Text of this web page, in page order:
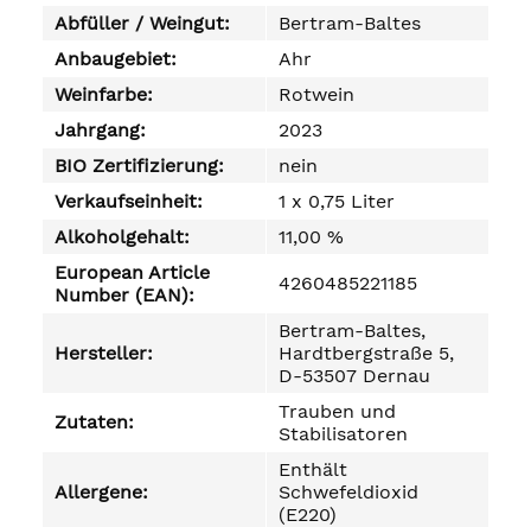
Abfüller / Weingut:
Bertram-Baltes
Anbaugebiet:
Ahr
Weinfarbe:
Rotwein
Jahrgang:
2023
BIO Zertifizierung:
nein
Verkaufseinheit:
1 x 0,75 Liter
Alkoholgehalt:
11,00 %
European Article
Number (EAN):
4260485221185
Hersteller:
Bertram-Baltes,
Hardtbergstraße 5,
D-53507 Dernau
Zutaten:
Trauben und
Stabilisatoren
Allergene:
Enthält
Schwefeldioxid
(E220)